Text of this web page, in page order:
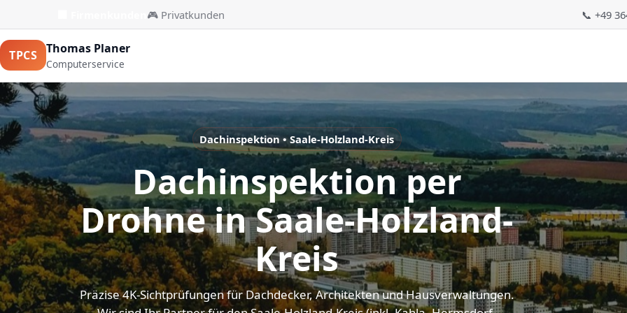
🎮 Privatkunden 📞 +49
TPCS Thomas Planer
Computerservice
Dachinspektion • Saale-Holzland-Kreis
Dachinspektion per
Drohne in Saale-Holzland-
Kreis
Präzise 4K-Sichtprüfungen für Dachdecker, Architekten und Hausverwaltungen.